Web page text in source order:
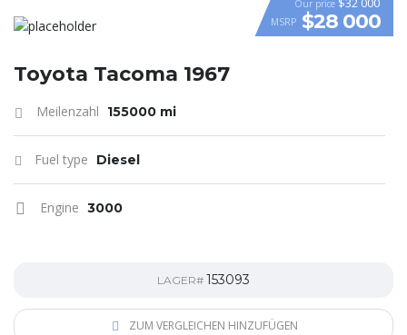
Our price
MSRP $28 000
Toyota Tacoma 1967
Meilenzahl 155000 mi
Fuel type Diesel
Engine 3000
LAGER# 153093
ZUM VERGLEICHEN HINZUFÜGEN